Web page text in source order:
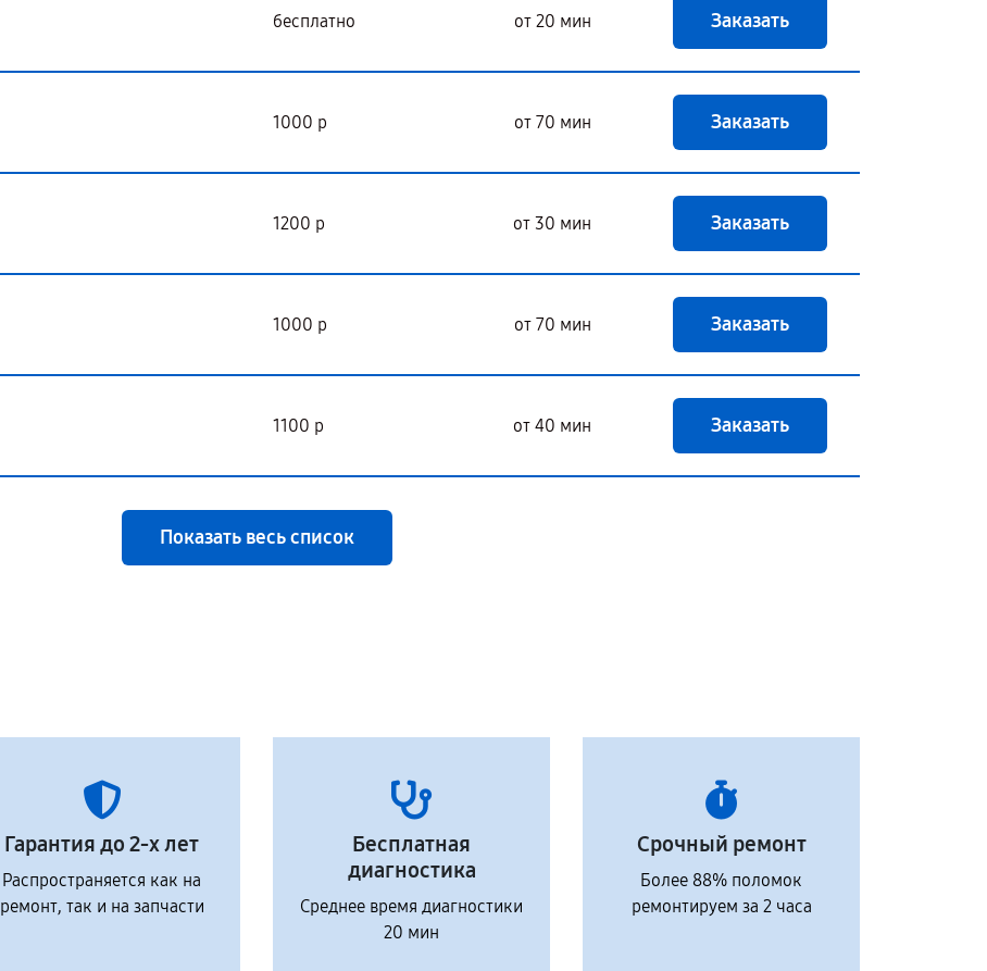
бесплатно от 20 мин Заказать
1000 р от 70 мин Заказать
1200 р от 30 мин Заказать
1000 р от 70 мин Заказать
1100 р от 40 мин Заказать
Показать весь список
Гарантия до 2-х лет
Распространяется как на
ремонт, так и на запчасти
Бесплатная
диагностика
Среднее время диагностики
20 мин
Срочный ремонт
Более 88% поломок
ремонтируем за 2 часа